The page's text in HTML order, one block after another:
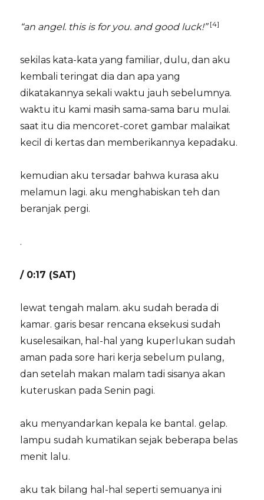
“an angel. this is for you. and good luck!” [4]
sekilas kata-kata yang familiar, dulu, dan aku
kembali teringat dia dan apa yang
dikatakannya sekali waktu jauh sebelumnya.
waktu itu kami masih sama-sama baru mulai.
saat itu dia mencoret-coret gambar malaikat
kecil di kertas dan memberikannya kepadaku.
kemudian aku tersadar bahwa kurasa aku
melamun lagi. aku menghabiskan teh dan
beranjak pergi.
.
/ 0:17 (SAT)
lewat tengah malam. aku sudah berada di
kamar. garis besar rencana eksekusi sudah
kuselesaikan, hal-hal yang kuperlukan sudah
aman pada sore hari kerja sebelum pulang,
dan setelah makan malam tadi sisanya akan
kuteruskan pada Senin pagi.
aku menyandarkan kepala ke bantal. gelap.
lampu sudah kumatikan sejak beberapa belas
menit lalu.
aku tak bilang hal-hal seperti semuanya ini